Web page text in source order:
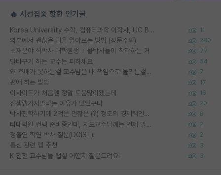
🔥 시선집중 핫한 인기글
Korea University 수학, 컴퓨터과학 이학사, UC Berkeley 산업공학 대학원 공학박사가 되는 것은 쉽지 않겠죠? 11
외부에서 괜찮은 랩을 알아보는 방법 (장문주의) 280
소재분야 석박사 대학원생 + 물박사들이 착각하는 거 77
말바꾸기 하는 교수는 피하세요 54
왜 후배가 못하는걸 교수님은 내 책임으로 돌리는걸까요? 7
편애 하는 방법 17
이사이트가 처음엔 정말 도움많이됐는데 16
신생랩가지말라는 이유가 있었구나 20
박사진학하기에 2억은 괜찮은 (?) 정도의 경제력인가요 8
타대학원 컨텍 준비중인데, 지도교수님께는 언제 말씀드려야 할까요? 2
정출연 학연 박사 질문(DGIST) 2
통신 관련 랩 추천 3
K 전전 교수님들 랩실 어떤지 질문드려요! 3